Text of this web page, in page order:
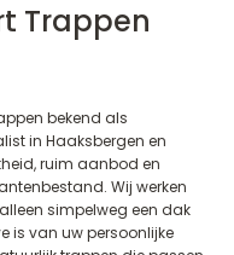
Trappen
bekend als
in Haaksbergen en
ruim aanbod en
Wij werken
simpelweg een dak
is van uw persoonlijke